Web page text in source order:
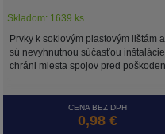
Skladom: 1639 ks
Prvky k soklovým plastovým lištám
sú nevyhnutnou súčasťou
chráni miesta spojov pred
CENA BEZ DPH
0,98 €